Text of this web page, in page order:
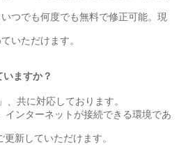
つでも何度でも無料で修正可能。現
いただけます。
ますか？
、共に対応しております。
インターネットが接続できる環境であ
新していただけます。